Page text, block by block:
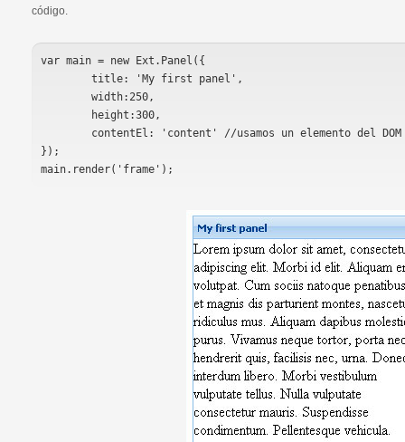
código.
var main = new Ext.Panel({
});